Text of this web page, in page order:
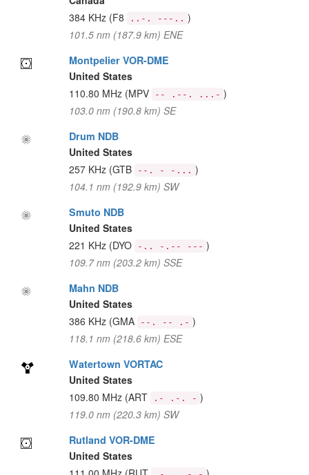
384 KHz (F8 ..-. ---.. )
101.5 nm (187.9 km) ENE
Montpelier VOR-DME
United States
110.80 MHz (MPV -- .--. ...- )
103.0 nm (190.8 km) SE
Drum NDB
United States
257 KHz (GTB --. - -... )
104.1 nm (192.9 km) SW
Smuto NDB
United States
221 KHz (DYO -.. -.-- --- )
109.7 nm (203.2 km) SSE
Mahn NDB
United States
386 KHz (GMA --. -- .- )
118.1 nm (218.6 km) ESE
Watertown VORTAC
United States
109.80 MHz (ART .- .-. - )
119.0 nm (220.3 km) SW
Rutland VOR-DME
United States